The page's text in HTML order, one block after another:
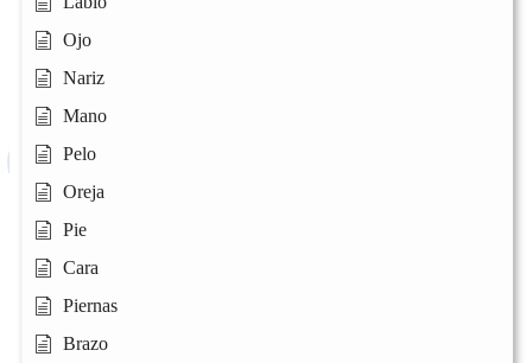
Ojo
Nariz
Mano
Pelo
Oreja
Pie
Cara
Piernas
Brazo